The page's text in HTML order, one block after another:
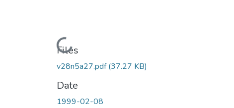
Loading...
Files
v28n5a27.pdf(37.27 KB)
Date
1999-02-08